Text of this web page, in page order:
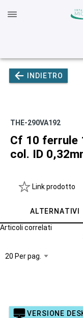
INDIETRO
THE-290VA192
Cf 10 ferrule
col. ID
Link prodotto
ALTERNATIVI
Articoli correlati
VERSIONE